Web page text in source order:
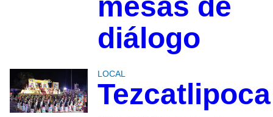
diálogo
LOCAL
Tezcatlipoca